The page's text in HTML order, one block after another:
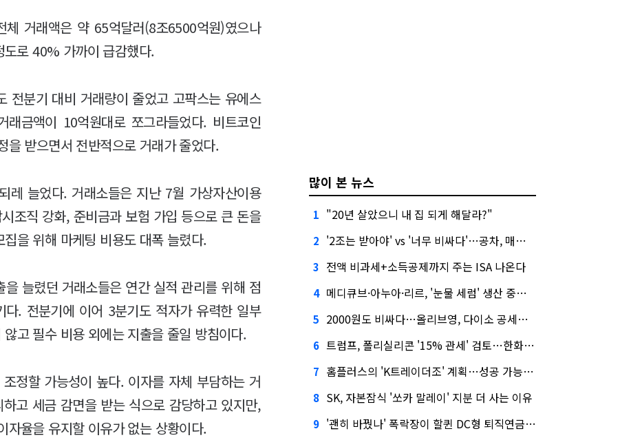
거래액은 약 65억달러(8조6500억원)였으나
로 40% 가까이 급감했다.
전분기 대비 거래량이 줄었고 고팍스는 유에스
금액이 10억원대로 쪼그라들었다. 비트코인
받으면서 전반적으로 거래가 줄었다.
레 늘었다. 거래소들은 지난 7월 가상자산이용
조직 강화, 준비금과 보험 가입 등으로 큰 돈을
을 위해 마케팅 비용도 대폭 늘렸다.
늘렸던 거래소들은 연간 실적 관리를 위해 점
. 전분기에 이어 3분기도 적자가 유력한 일부
고 필수 비용 외에는 지출을 줄일 방침이다.
정할 가능성이 높다. 이자를 자체 부담하는 거
고 세금 감면을 받는 식으로 감당하고 있지만,
율을 유지할 이유가 없는 상황이다.
많이 본 뉴스
1 "20년 살았으니 내 집 되게 해달라?"
2 '2조는 받아야' vs '너무 비싸다'…공차, 매각 성공할까
3 전액 비과세+소득공제까지 주는 ISA 나온다
4 메디큐브·아누아·리르, '눈물 세럼' 생산 중단한다
5 2000원도 비싸다…올리브영, 다이소 공세에 '가성비'로 맞불
6 트럼프, 폴리실리콘 '15% 관세' 검토…한화큐셀·OCI 영향은?
7 홈플러스의 'K트레이더조' 계획…성공 가능성은 '글쎄'
8 SK, 자본잠식 '쏘카 말레이' 지분 더 사는 이유
9 '괜히 바꿨나' 폭락장이 할퀸 DC형 퇴직연금…전문가 조언은